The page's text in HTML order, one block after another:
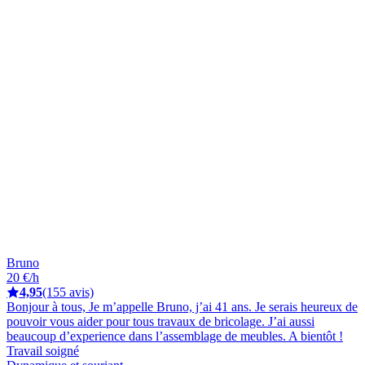
Bruno
20 €/h
4,95(155 avis)
Bonjour à tous, Je m’appelle Bruno, j’ai 41 ans. Je serais heureux de
pouvoir vous aider pour tous travaux de bricolage. J’ai aussi
beaucoup d’experience dans l’assemblage de meubles. A bientôt !
Travail soigné